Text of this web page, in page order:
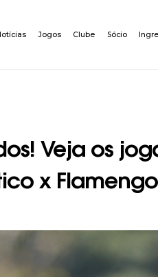
Jogos Clube Sócio
Veja os
x Flamengo